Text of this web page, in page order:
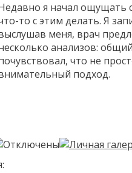
я начал ощущать
то с этим делать. Я
меня, врач
анализов:
что не
подход.